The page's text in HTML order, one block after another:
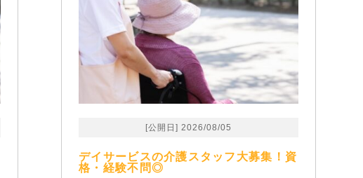
[公開日] 2026/08/05
デイサービスの介護スタッフ大募集！資
格・経験不問◎